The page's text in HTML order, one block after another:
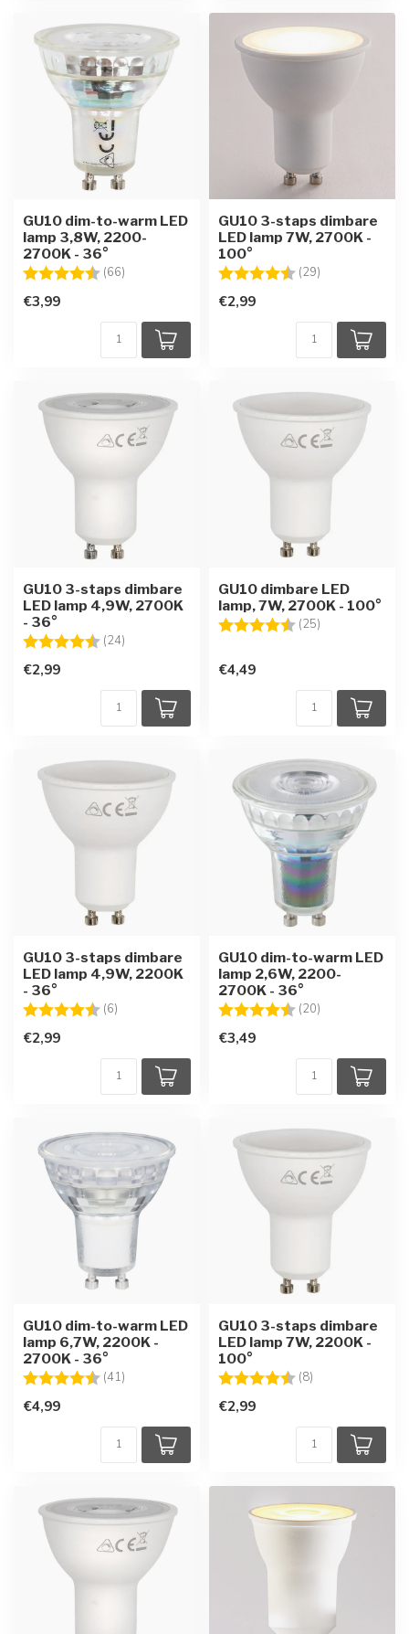
GU10 dim-to-warm LED
lamp 3,8W, 2200-
2700K - 36°
Beoordeling: (66)
€3,99
GU10 3-staps dimbare
LED lamp 7W, 2700K -
100°
Beoordeling: (29)
€2,99
GU10 3-staps dimbare
LED lamp 4,9W, 2700K
- 36°
Beoordeling: (24)
€2,99
GU10 dimbare LED
lamp, 7W, 2700K - 100°
Beoordeling: (25)
€4,49
GU10 3-staps dimbare
LED lamp 4,9W, 2200K
- 36°
Beoordeling: (6)
€2,99
GU10 dim-to-warm LED
lamp 2,6W, 2200-
2700K - 36°
Beoordeling: (20)
€3,49
GU10 dim-to-warm LED
lamp 6,7W, 2200K -
2700K - 36°
Beoordeling: (41)
€4,99
GU10 3-staps dimbare
LED lamp 7W, 2200K -
100°
Beoordeling: (8)
€2,99